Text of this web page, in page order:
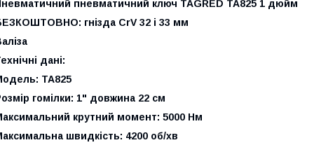
пневматичний ключ TAGRED TA825 1 дюйм
гнізда CrV 32 і 33 мм
дані:
TA825
гомілки: 1" довжина 22 см
крутний момент: 5000 Нм
швидкість: 4200 об/хв